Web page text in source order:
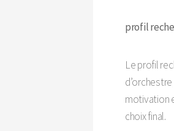
profil
Le profil
motivation
choix final.